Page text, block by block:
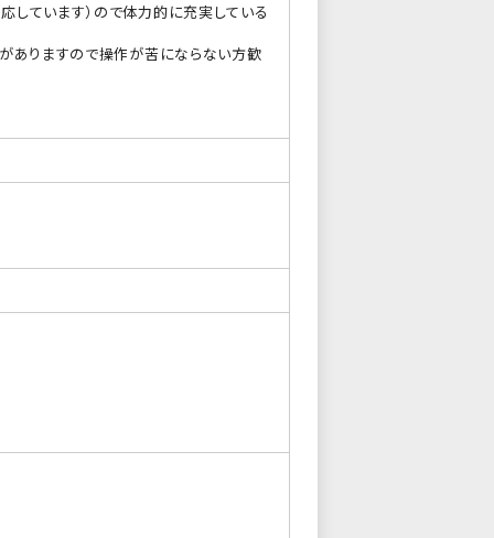
ています）ので体力的に充実している
ありますので操作が苦にならない方歓